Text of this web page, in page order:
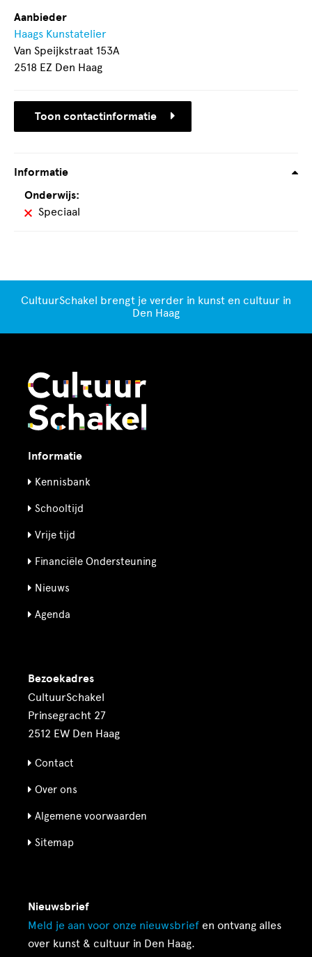
Aanbieder
Haags Kunstatelier
Van Speijkstraat 153A
2518 EZ Den Haag
Toon contactinformatie
Informatie
Onderwijs:
Speciaal
CultuurSchakel brengt je verder in kunst en cultuur in
Den Haag
Informatie
Kennisbank
Schooltijd
Vrije tijd
Financiële Ondersteuning
Nieuws
Agenda
Bezoekadres
CultuurSchakel
Prinsegracht 27
2512 EW Den Haag
Contact
Over ons
Algemene voorwaarden
Sitemap
Nieuwsbrief
Meld je aan voor onze nieuwsbrief en ontvang alles
over kunst & cultuur in Den Haag.